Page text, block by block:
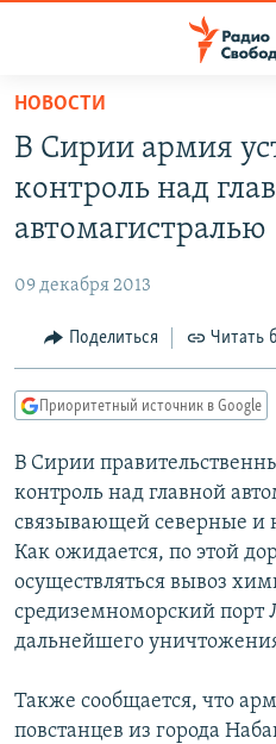
упрощенного
доступа
основному
Вернутся
Вернутся
поиску
ПОДКАСТЫ
АВТОРСКИЕ ПРОЕКТЫ
МНЕНИЯ
КУЛЬТУРА
КАВКАЗ.РЕАЛИИ
СЕВЕР.РЕАЛИИ
СИБИРЬ.РЕАЛИИ
РАСПИСАНИЕ ВЕЩАНИЯ
ПОДПИШИТЕСЬ НА
НОВОСТИ
В Сирии армия
контроль над
автомагистралью
09 декабря 2013
Поделиться Читать
Приоритетный источник в Google
В Сирии
контроль над главной
связывающей северные
Как ожидается, по этой
осуществляться вывоз
средиземноморский порт
дальнейшего
Также сообщается, что
повстанцев из города